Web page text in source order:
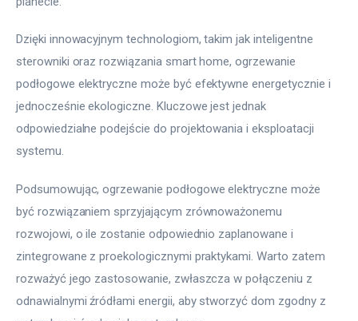
Dzięki innowacyjnym technologiom, takim jak inteligentne
sterowniki oraz rozwiązania smart home, ogrzewanie
podłogowe elektryczne może być efektywne energetycznie i
jednocześnie ekologiczne. Kluczowe jest jednak
odpowiedzialne podejście do projektowania i eksploatacji
systemu.
Podsumowując, ogrzewanie podłogowe elektryczne może
być rozwiązaniem sprzyjającym zrównoważonemu
rozwojowi, o ile zostanie odpowiednio zaplanowane i
zintegrowane z proekologicznymi praktykami. Warto zatem
rozważyć jego zastosowanie, zwłaszcza w połączeniu z
odnawialnymi źródłami energii, aby stworzyć dom zgodny z